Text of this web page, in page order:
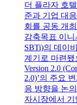
더 플라자 호
준과 기업 대
회를 공동 개
감축목표 이니
SBTi)의 데이
계기로 마련됐
Version 2.0
2.0)’의 주요
응 방향을 논
자시장에서